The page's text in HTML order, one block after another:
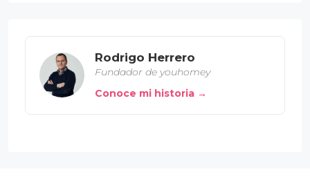
Rodrigo Herrero
Fundador de youhomey
Conoce mi historia →